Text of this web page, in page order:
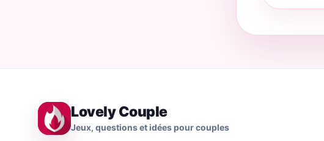
Lovely Couple
Jeux, questions et idées pour couples